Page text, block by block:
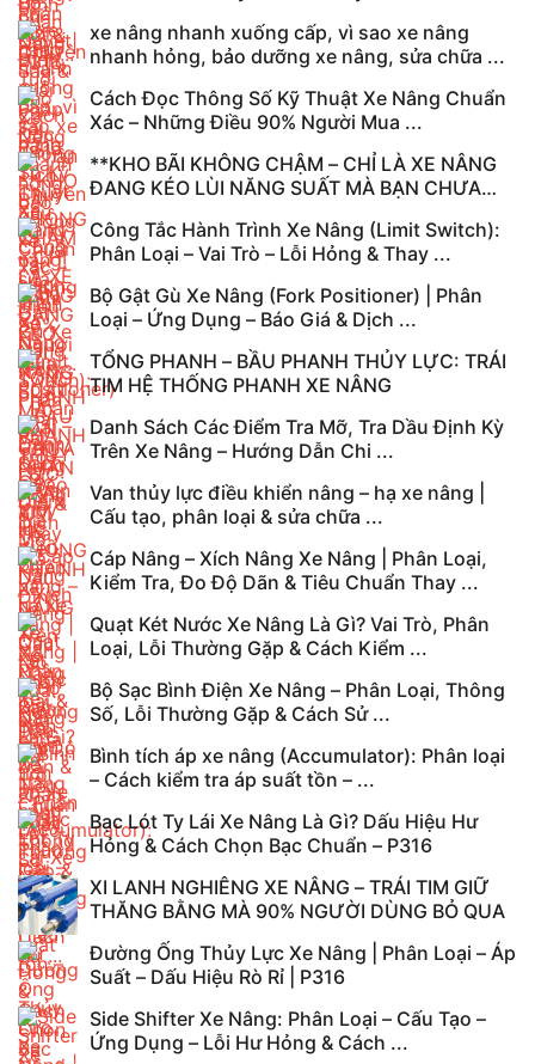
xe nâng nhanh xuống cấp, vì sao xe nâng
nhanh hỏng, bảo dưỡng xe nâng, sửa chữa ...
Cách Đọc Thông Số Kỹ Thuật Xe Nâng Chuẩn
Xác – Những Điều 90% Người Mua ...
**KHO BÃI KHÔNG CHẬM – CHỈ LÀ XE NÂNG
ĐANG KÉO LÙI NĂNG SUẤT MÀ BẠN CHƯA
Công Tắc Hành Trình Xe Nâng (Limit Switch):
Phân Loại – Vai Trò – Lỗi Hỏng & Thay ...
Bộ Gật Gù Xe Nâng (Fork Positioner) | Phân
Loại – Ứng Dụng – Báo Giá & Dịch ...
TỔNG PHANH – BẦU PHANH THỦY LỰC: TRÁI
TIM HỆ THỐNG PHANH XE NÂNG
Danh Sách Các Điểm Tra Mỡ, Tra Dầu Định Kỳ
Trên Xe Nâng – Hướng Dẫn Chi ...
Van thủy lực điều khiển nâng – hạ xe nâng |
Cấu tạo, phân loại & sửa chữa ...
Cáp Nâng – Xích Nâng Xe Nâng | Phân Loại,
Kiểm Tra, Đo Độ Dãn & Tiêu Chuẩn Thay ...
Quạt Két Nước Xe Nâng Là Gì? Vai Trò, Phân
Loại, Lỗi Thường Gặp & Cách Kiểm ...
Bộ Sạc Bình Điện Xe Nâng – Phân Loại, Thông
Số, Lỗi Thường Gặp & Cách Sử ...
Bình tích áp xe nâng (Accumulator): Phân loại
– Cách kiểm tra áp suất tồn – ...
Bạc Lót Ty Lái Xe Nâng Là Gì? Dấu Hiệu Hư
Hỏng & Cách Chọn Bạc Chuẩn – P316
XI LANH NGHIÊNG XE NÂNG – TRÁI TIM GIỮ
THĂNG BẰNG MÀ 90% NGƯỜI DÙNG BỎ QUA
Đường Ống Thủy Lực Xe Nâng | Phân Loại – Áp
Suất – Dấu Hiệu Rò Rỉ | P316
Side Shifter Xe Nâng: Phân Loại – Cấu Tạo –
Ứng Dụng – Lỗi Hư Hỏng & Cách ...